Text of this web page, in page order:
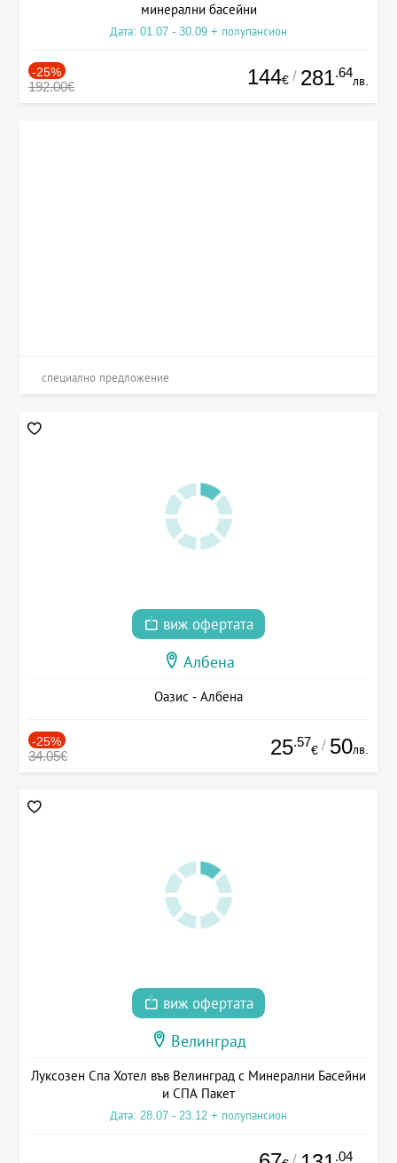
минерални басейни
Дата: 01.07 - 30.09 + полупансион
-25%
192.00€ 144€ / 281.64
лв.
специално предложение
виж офертата
Албена
Оазис - Албена
-25%
34.05€ 25.57
€ / 50лв.
виж офертата
Велинград
Луксозен Спа Хотел във Велинград с Минерални Басейни
и СПА Пакет
Дата: 28.07 - 23.12 + полупансион
.04